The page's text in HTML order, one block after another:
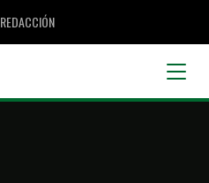
REDACCIÓN